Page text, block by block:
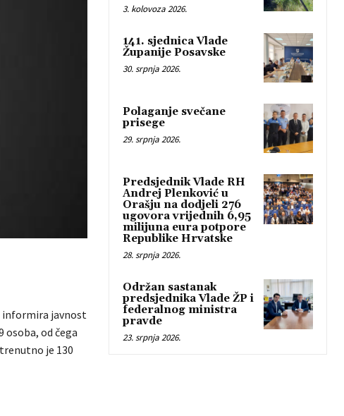
informira javnost
osoba, od čega
je 130
3. kolovoza 2026.
141. sjednica Vlade
Županije Posavske
30. srpnja 2026.
Polaganje svečane
prisege
29. srpnja 2026.
Predsjednik Vlade RH
Andrej Plenković u
Orašju na dodjeli 276
ugovora vrijednih 6,95
milijuna eura potpore
Republike Hrvatske
28. srpnja 2026.
Održan sastanak
predsjednika Vlade ŽP i
federalnog ministra
pravde
23. srpnja 2026.